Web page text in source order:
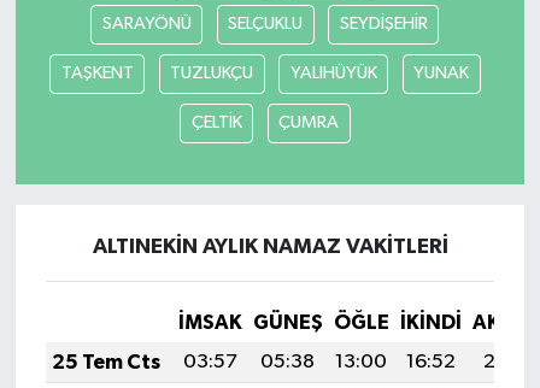
SARAYÖNÜ SELÇUKLU SEYDİŞEHİR
TAŞKENT TUZLUKÇU YALIHÜYÜK YUNAK
ÇELTİK ÇUMRA
ALTINEKİN AYLIK NAMAZ VAKITLERI
İMSAK GÜNEŞ ÖĞLE İKINDI
25 Tem Cts
03:57 05:38 13:00 16:52
20:13